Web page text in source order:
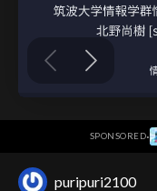
SPONSORED·
puripuri2100